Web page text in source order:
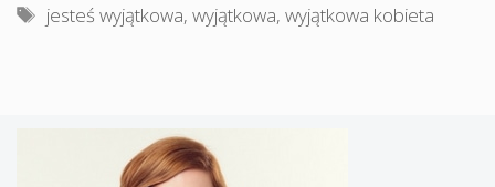
Tagi
jesteś wyjątkowa,wyjątkowa,wyjątkowa kobieta